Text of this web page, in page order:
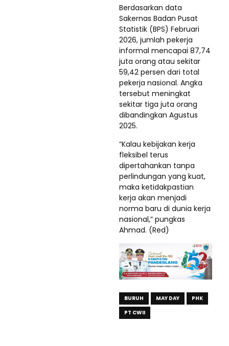
Berdasarkan data
Sakernas Badan Pusat
Statistik (BPS) Februari
2026, jumlah pekerja
informal mencapai 87,74
juta orang atau sekitar
59,42 persen dari total
pekerja nasional. Angka
tersebut meningkat
sekitar tiga juta orang
dibandingkan Agustus
2025.
“Kalau kebijakan kerja
fleksibel terus
dipertahankan tanpa
perlindungan yang kuat,
maka ketidakpastian
kerja akan menjadi
norma baru di dunia kerja
nasional,” pungkas
Ahmad. (Red)
BURUH MAY DAY
PHK
PT CWII